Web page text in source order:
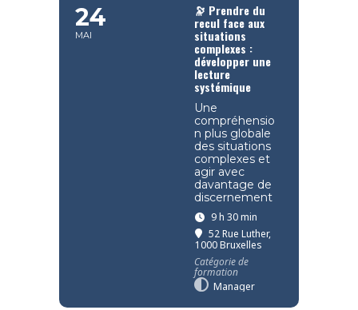
24
MAI
🔭 Prendre du
recul face aux
situations
complexes :
développer une
lecture
systémique
Une
compréhensio
n plus globale
des situations
complexes et
agir avec
davantage de
discernement
9 h 30 min
52 Rue Luther,
1000 Bruxelles
Catégorie de
formation
Manager